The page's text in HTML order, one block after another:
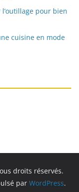
pour bien
cuisine en mode
droits réservés.
par WordPress.